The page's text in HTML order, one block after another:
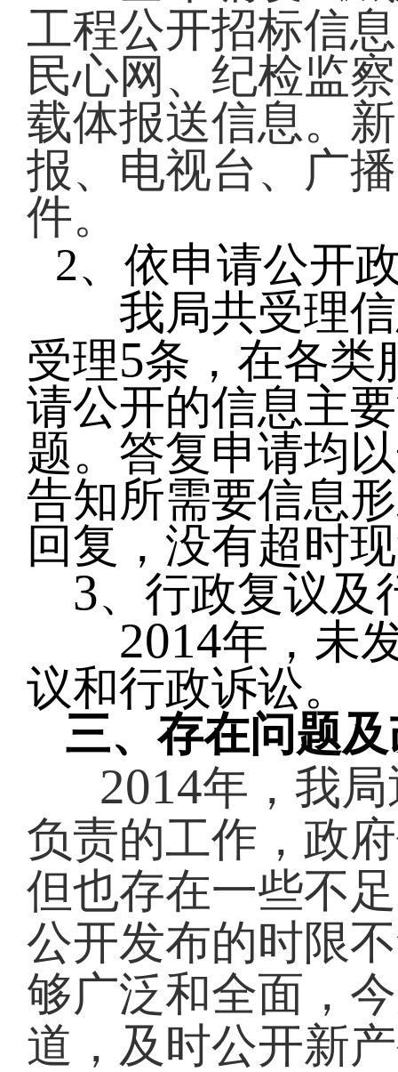
工程公开招标信息
民心网、纪检监
载体报送信息。
报、电视台、广
件。
2、依申请公开
我局共受理信
受理5条，在各类
请公开的信息主
题。答复申请均
告知所需要信息
回复，没有超时
3、行政复议及
2014年，未
议和行政诉讼。
三、存在问题
2014年，我
负责的工作，政
但也存在一些不
公开发布的时限
够广泛和全面，
道，及时公开新